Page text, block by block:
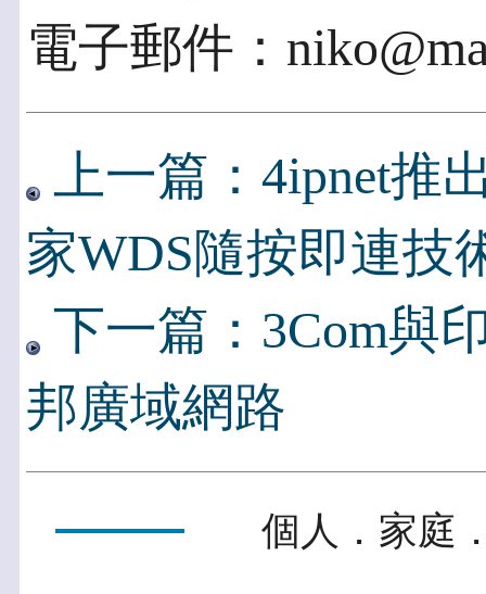
電子郵件：
上一篇：4ipnet推
家WDS隨按即連技
下一篇：3Com與
邦廣域網路
個人．家庭